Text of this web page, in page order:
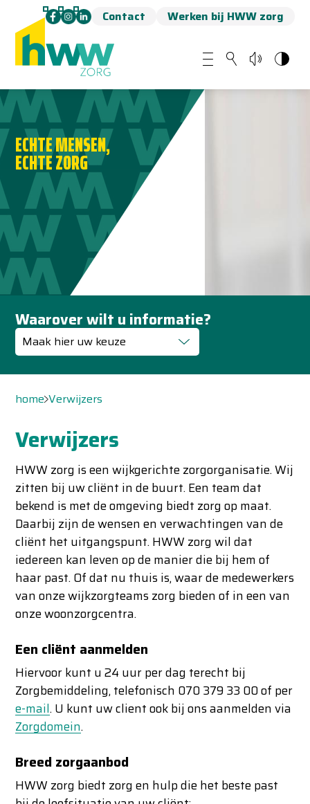
Contact Werken bij HWW zorg
ECHTE MENSEN,
ECHTE ZORG
Waarover wilt u informatie?
Maak hier uw keuze
home Verwijzers
Verwijzers
HWW zorg is een wijkgerichte zorgorganisatie. Wij
zitten bij uw cliënt in de buurt. Een team dat
bekend is met de omgeving biedt zorg op maat.
Daarbij zijn de wensen en verwachtingen van de
cliënt het uitgangspunt. HWW zorg wil dat
iedereen kan leven op de manier die bij hem of
haar past. Of dat nu thuis is, waar de medewerkers
van onze wijkzorgteams zorg bieden of in een van
onze woonzorgcentra.
Een cliënt aanmelden
Hiervoor kunt u 24 uur per dag terecht bij
Zorgbemiddeling, telefonisch 070 379 33 00 of per
e-mail. U kunt uw client ook bij ons aanmelden via
Zorgdomein.
Breed zorgaanbod
HWW zorg biedt zorg en hulp die het beste past